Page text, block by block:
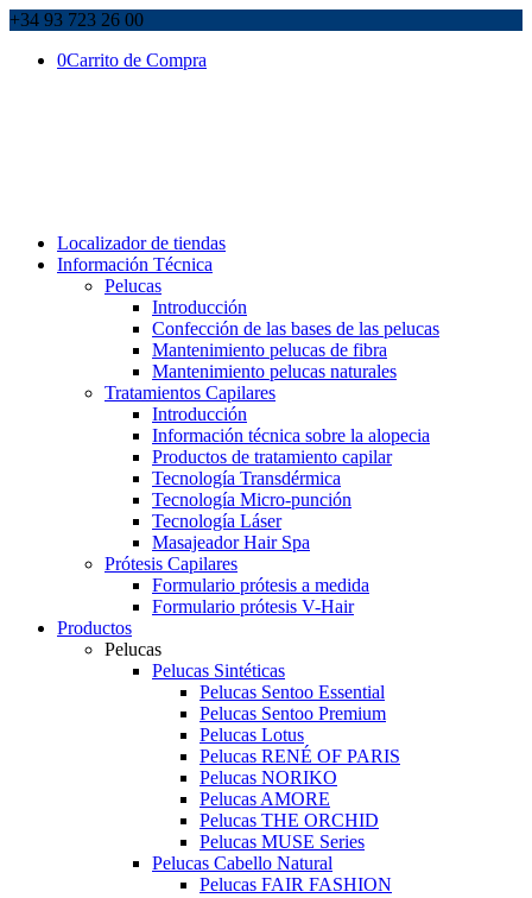
+34 93 723 26 00
0Carrito de Compra
Localizador de tiendas
Información Técnica
Pelucas
Introducción
Confección de las bases de las pelucas
Mantenimiento pelucas de fibra
Mantenimiento pelucas naturales
Tratamientos Capilares
Introducción
Información técnica sobre la alopecia
Productos de tratamiento capilar
Tecnología Transdérmica
Tecnología Micro-punción
Tecnología Láser
Masajeador Hair Spa
Prótesis Capilares
Formulario prótesis a medida
Formulario prótesis V-Hair
Productos
Pelucas
Pelucas Sintéticas
Pelucas Sentoo Essential
Pelucas Sentoo Premium
Pelucas Lotus
Pelucas RENÉ OF PARIS
Pelucas NORIKO
Pelucas AMORE
Pelucas THE ORCHID
Pelucas MUSE Series
Pelucas Cabello Natural
Pelucas FAIR FASHION